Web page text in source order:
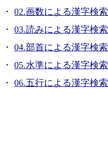
02.画数による漢字検索
03.読みによる漢字検索
04.部首による漢字検索
05.水準による漢字検索
06.五行による漢字検索